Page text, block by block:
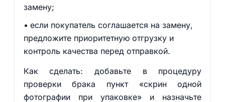
замену;
если покупатель соглашается на замену,
предложите приоритетную отгрузку и
контроль качества перед отправкой.
Как сделать: добавьте в процедуру
проверки брака пункт «скрин одной
фотографии при упаковке» и назначьте